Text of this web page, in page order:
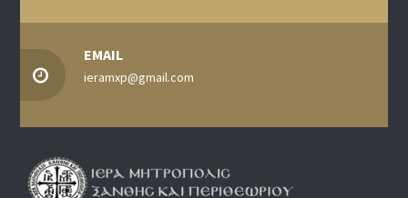
EMAIL
ieramxp@gmail.com